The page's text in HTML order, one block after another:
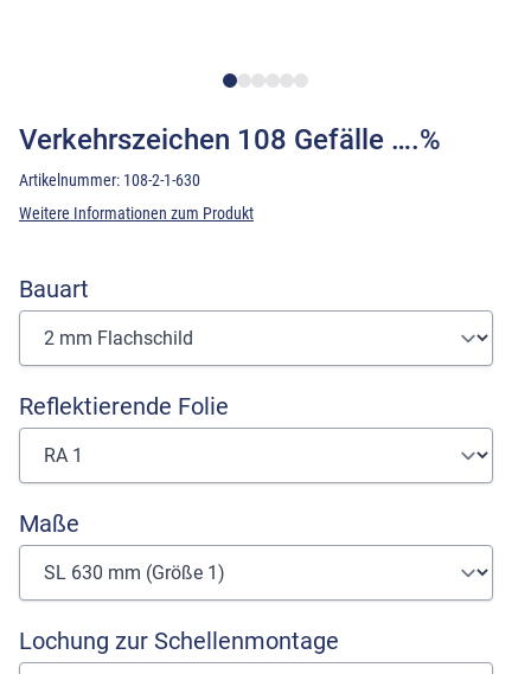
Verkehrszeichen 108 Gefälle ….%
Artikelnummer: 108-2-1-630
Weitere Informationen zum Produkt
Bauart
Reflektierende Folie
Maße
Lochung zur Schellenmontage